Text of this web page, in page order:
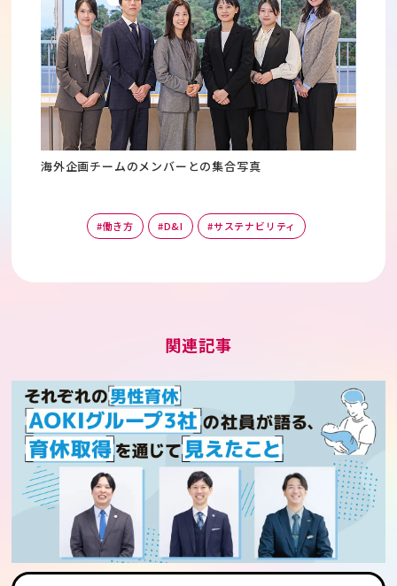
海外企画チームのメンバーとの集合写真
#働き方 #D&I #サステナビリティ
関連記事